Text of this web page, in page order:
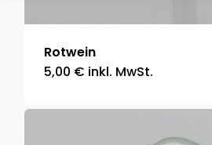
Rotwein
5,00 € inkl. MwSt.